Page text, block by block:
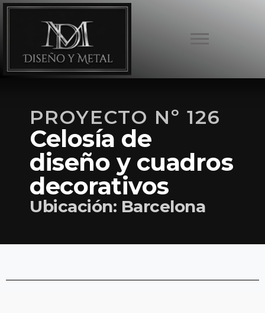
PROYECTO Nº 126
Celosía de
diseño y cuadros
decorativos
Ubicación: Barcelona